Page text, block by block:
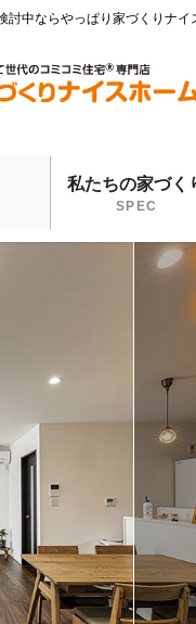
討中ならやっぱり家づくりナイ
私たちの家づく
SPEC